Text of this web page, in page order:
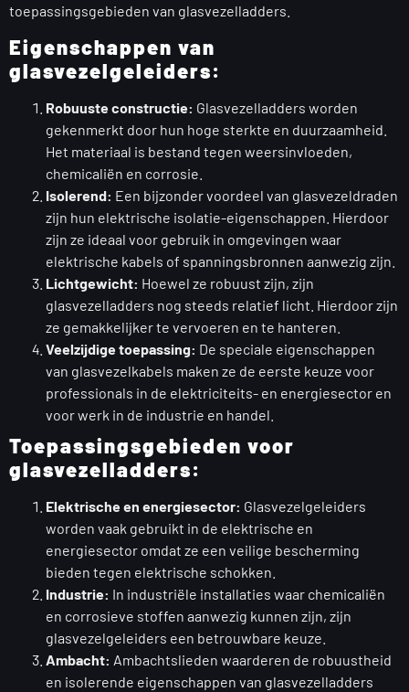
toepassingsgebieden van glasvezelladders.
Eigenschappen van
glasvezelgeleiders:
Robuuste constructie: Glasvezelladders worden
gekenmerkt door hun hoge sterkte en duurzaamheid.
Het materiaal is bestand tegen weersinvloeden,
chemicaliën en corrosie.
Isolerend: Een bijzonder voordeel van glasvezeldraden
zijn hun elektrische isolatie-eigenschappen. Hierdoor
zijn ze ideaal voor gebruik in omgevingen waar
elektrische kabels of spanningsbronnen aanwezig zijn.
Lichtgewicht: Hoewel ze robuust zijn, zijn
glasvezelladders nog steeds relatief licht. Hierdoor zijn
ze gemakkelijker te vervoeren en te hanteren.
Veelzijdige toepassing: De speciale eigenschappen
van glasvezelkabels maken ze de eerste keuze voor
professionals in de elektriciteits- en energiesector en
voor werk in de industrie en handel.
Toepassingsgebieden voor
glasvezelladders:
Elektrische en energiesector: Glasvezelgeleiders
worden vaak gebruikt in de elektrische en
energiesector omdat ze een veilige bescherming
bieden tegen elektrische schokken.
Industrie: In industriële installaties waar chemicaliën
en corrosieve stoffen aanwezig kunnen zijn, zijn
glasvezelgeleiders een betrouwbare keuze.
Ambacht: Ambachtslieden waarderen de robuustheid
en isolerende eigenschappen van glasvezelladders